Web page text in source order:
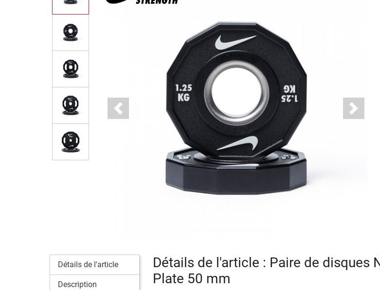
Previous Next
Détails de l'article
Description
Détails de l'article : Paire de disques
Plate 50 mm